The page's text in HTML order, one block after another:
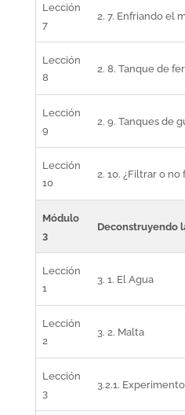
Lección
7
2. 7. Enfriando el
Lección
8
2. 8. Tanque de
Lección
9
2. 9. Tanques de
Lección
10
2. 10. ¿Filtrar o
Módulo
3
Deconstruyendo
Lección
1
3. 1. El Agua
Lección
2
3. 2. Malta
Lección
3
3.2.1.